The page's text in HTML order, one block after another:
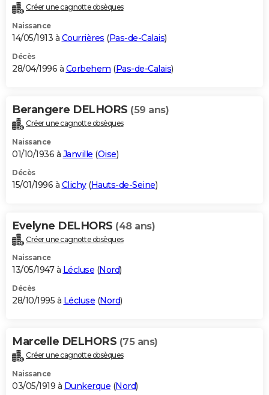
Créer une cagnotte obsèques
Naissance
14/05/1913 à Courrières (Pas-de-Calais)
Décès
28/04/1996 à Corbehem (Pas-de-Calais)
Berangere DELHORS (59 ans)
Créer une cagnotte obsèques
Naissance
01/10/1936 à Janville (Oise)
Décès
15/01/1996 à Clichy(Hauts-de-Seine)
Evelyne DELHORS (48 ans)
Créer une cagnotte obsèques
Naissance
13/05/1947 à Lécluse (Nord)
Décès
28/10/1995 à Lécluse (Nord)
Marcelle DELHORS (75 ans)
Créer une cagnotte obsèques
Naissance
03/05/1919 à Dunkerque (Nord)